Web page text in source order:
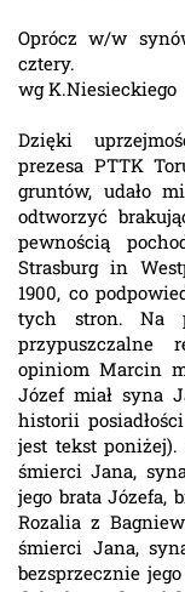
Oprócz w/w
cztery.
wg K.Niesieckiego
Dzięki
prezesa PTTK
gruntów, udało
odtworzyć
pewnością
Strasburg in
1900, co
tych stron. Na
przypuszczalne
opiniom Marcin
Józef miał syna
historii
jest tekst poniżej).
śmierci Jana,
jego brata Józefa,
Rozalia z
śmierci Jana,
bezsprzecznie